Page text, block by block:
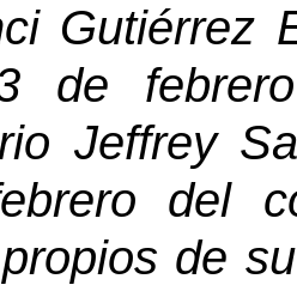
Gutiérrez
de
Jeffrey
del
de